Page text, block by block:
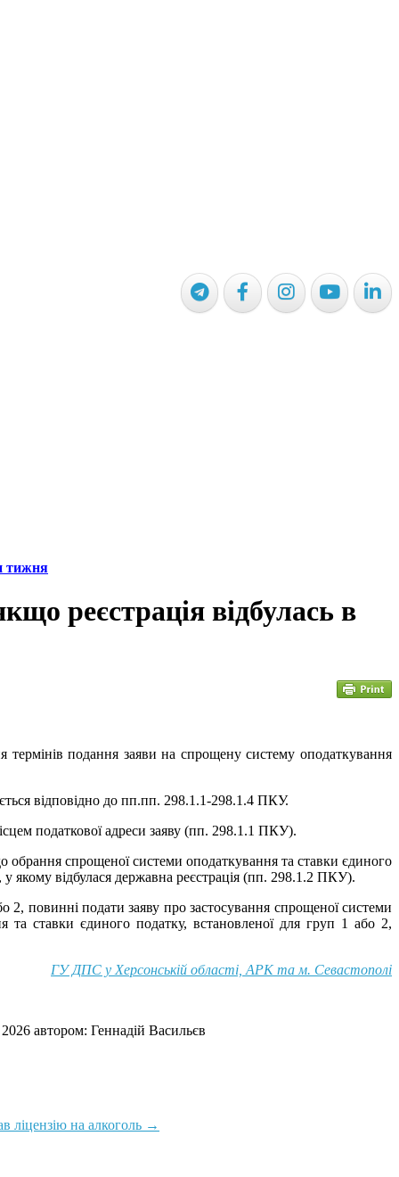
тижня
реєстрація відбулась в
термінів подання заяви на спрощену систему оподаткування
відповідно до пп.пп. 298.1.1-298.1.4 ПКУ.
податкової адреси заяву (пп. 298.1.1 ПКУ).
обрання спрощеної системи оподаткування та ставки єдиного
якому відбулася державна реєстрація (пп. 298.1.2 ПКУ).
повинні подати заяву про застосування спрощеної системи
та ставки єдиного податку, встановленої для груп 1 або 2,
ГУ ДПС у Херсонській області, АРК та м. Севастополі
автором: Геннадій Васильєв
ліцензію на алкоголь →